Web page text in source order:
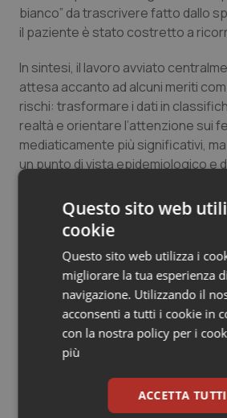
Salute orale & impianti
Sangue & coagulazione
Tiroide
Tumore al seno
Tumori del Polmone &
Tumori gastrointestinali
Ulcera & Reflusso
Vaccini
bianco” da trascrivere fatto dallo
il paziente è stato costretto a
In sintesi, il lavoro avviato
attesa accanto ad alcuni meriti
rischi: trasformare i dati in
realtà e orientare l’attenzione sui
mediaticamente più significativi,
un punto di vista epidemiologico e
sistema conosce e accompagna
è quasi fantascienza. Starebbe
una realtà possibile e all’Agenas
si sta lavorando o non ci si sta
Claudio Maria Maffei
03 Giugno 2026
Questo sito web
cookie
Questo sito web utilizza i
migliorare la tua esperienza
navigazione. Utilizzando il
acconsenti a tutti i cookie in
con la nostra policy per i
più
ACCETTA TUTTI